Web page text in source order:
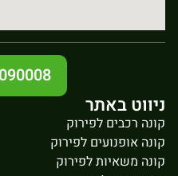
ניווט באתר
קונה רכבים לפירוק
קונה אופנועים לפירוק
קונה משאיות לפירוק